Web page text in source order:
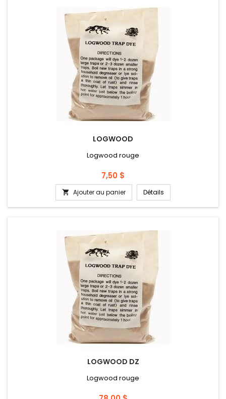
LOGWOOD
Logwood rouge
Prix
7,50 $
 Ajouter au panier Détails
LOGWOOD DZ
Logwood rouge